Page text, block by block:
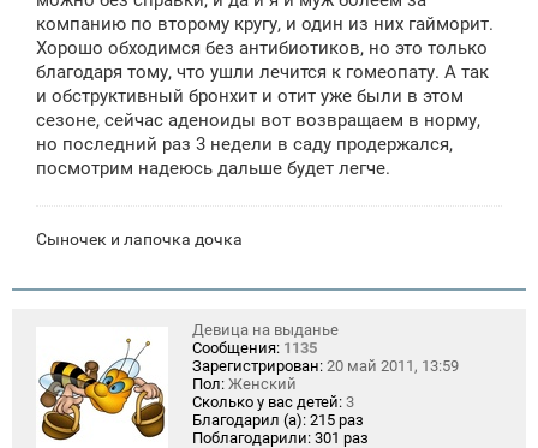
компанию по второму кругу, и один из них гайморит.
Хорошо обходимся без антибиотиков, но это только
благодаря тому, что ушли лечится к гомеопату. А так
и обструктивный бронхит и отит уже были в этом
сезоне, сейчас аденоиды вот возвращаем в норму,
но последний раз 3 недели в саду продержался,
посмотрим надеюсь дальше будет легче.
Сыночек и лапочка дочка
Девица на выданье
Сообщения: 1135
Зарегистрирован: 20 май 2011, 13:59
Пол: Женский
Сколько у вас детей: 3
Благодарил (а): 215 раз
Поблагодарили: 301 раз